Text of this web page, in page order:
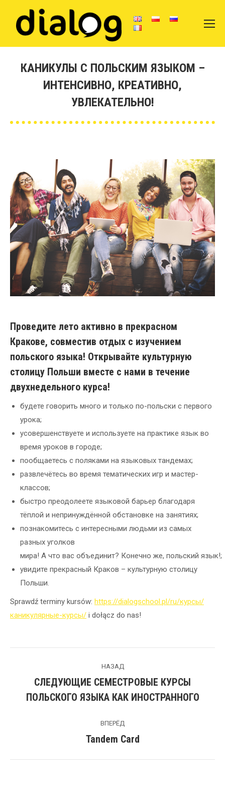
КАНИКУЛЫ С ПОЛЬСКИМ ЯЗЫКОМ –
ИНТЕНСИВНО, КРЕАТИВНО,
УВЛЕКАТЕЛЬНО!
Проведите лето активно в прекрасном
Кракове, совместив отдых с изучением
польского языка! Открывайте культурную
столицу Польши вместе с нами в течение
двухнедельного курса!
будете говорить много и только по-польски с первого
урока;
усовершенствуете и используете на практике язык во
время уроков в городе;
пообщаетесь с поляками на языковых тандемах;
развлечётесь во время тематических игр и мастер-
классов;
быстро преодолеете языковой барьер благодаря
тёплой и непринуждённой обстановке на занятиях;
познакомитесь с интересными людьми из самых
разных уголков
мира! А что вас объединит? Конечно же, польский язык!;
увидите прекрасный Краков – культурную столицу
Польши.
Sprawdź terminy kursów: https://dialogschool.pl/ru/курсы/
каникулярные-курсы/ i dołącz do nas!
записям
НАЗАД
запись:
СЛЕДУЮЩИЕ СЕМЕСТРОВЫЕ КУРСЫ
ПОЛЬСКОГО ЯЗЫКА КАК ИНОСТРАННОГО
ВПЕРЁД
Следующая
Tandem Card